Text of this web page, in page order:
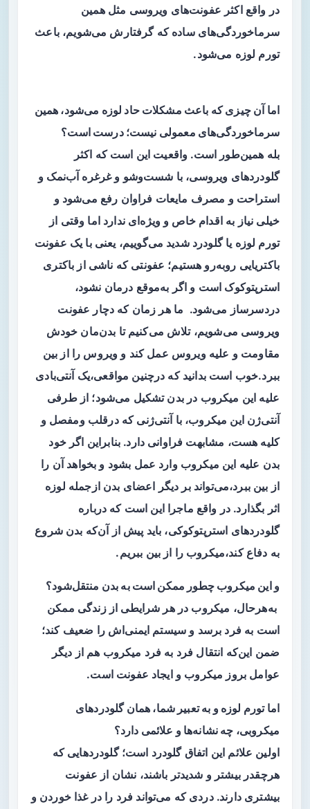
در واقع اکثر عفونت‌های ویروسی مثل همین
سرماخوردگی‌های ساده که گرفتارش می‌شویم، باعث
تورم لوزه می‌شود.
اما آن ‌چیزی که باعث مشکلات حاد لوزه می‌شود، همین
سرماخوردگی‌های معمولی نیست؛ درست است؟
بله همین‌طور است. واقعیت این است که اکثر
گلودردهای ویروسی، با شست‌وشو و غرغره آب‌نمک و
استراحت و مصرف مایعات فراوان رفع می‌شود و
خیلی نیاز به اقدام خاص و ویژه‌ای ندارد اما وقتی از
تورم لوزه یا گلودرد شدید می‌گوییم، یعنی با یک عفونت
باکتریایی روبه‌رو هستیم؛ عفونتی که ناشی از باکتری
استرپتوکوک است و اگر به‌موقع درمان نشود،
دردسرساز می‌شود. ما هر زمان که دچار عفونت
ویروسی می‌شویم، تلاش می‌کنیم تا بدن‌مان خودش
مقاومت و علیه ویروس عمل کند و ویروس را از بین
ببرد.خوب است بدانید که درچنین مواقعی،یک آنتی‌بادی
علیه این میکروب در بدن تشکیل می‌شود؛ از طرفی
آنتی‌ژن این میکروب، با آنتی‌ژنی که درقلب ومفصل و
کلیه هست، مشابهت فراوانی دارد. بنابراین اگر خود
بدن علیه این میکروب وارد عمل بشود و بخواهد آن را
از بین ببرد،می‌تواند بر دیگر اعضای بدن ازجمله لوزه
اثر بگذارد. در واقع ماجرا این است که درباره
گلودردهای استرپتوکوکی، باید پیش از آن‌که بدن شروع
به دفاع کند،میکروب را از بین ببریم.
و این میکروب چطور ممکن است به بدن منتقل‌شود؟
به‌هرحال، میکروب در هر شرایطی از زندگی ممکن
است به فرد برسد و سیستم ایمنی‌اش را ضعیف کند؛
ضمن این‌که انتقال فرد به فرد میکروب هم از دیگر
عوامل بروز میکروب و ایجاد عفونت است.
اما تورم لوزه و به تعبیر شما، همان گلودردهای
میکروبی، چه نشانه‌ها و علائمی دارد؟
اولین علائم این اتفاق گلودرد است؛ گلودردهایی که
هرچقدر بیشتر و شدیدتر باشند، نشان از عفونت
بیشتری دارند. دردی که می‌تواند فرد را در غذا خوردن و